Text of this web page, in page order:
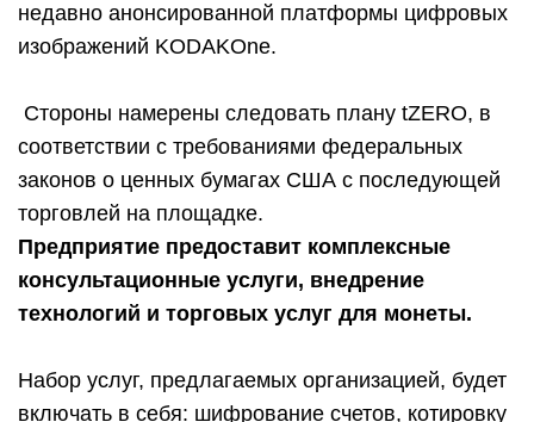
недавно анонсированной платформы цифровых
изображений KODAKOne.
Стороны намерены следовать плану tZERO, в
соответствии с требованиями федеральных
законов о ценных бумагах США с последующей
торговлей на площадке.
Предприятие предоставит комплексные
консультационные услуги, внедрение
технологий и торговых услуг для монеты.
Набор услуг, предлагаемых организацией, будет
включать в себя: шифрование счетов, котировку